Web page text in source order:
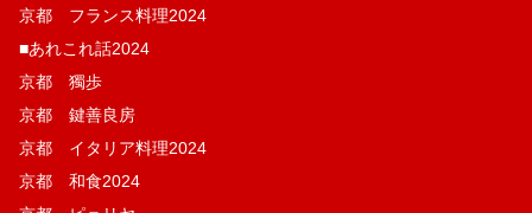
京都 フランス料理2024
■あれこれ話2024
京都 獨歩
京都 鍵善良房
京都 イタリア料理2024
京都 和食2024